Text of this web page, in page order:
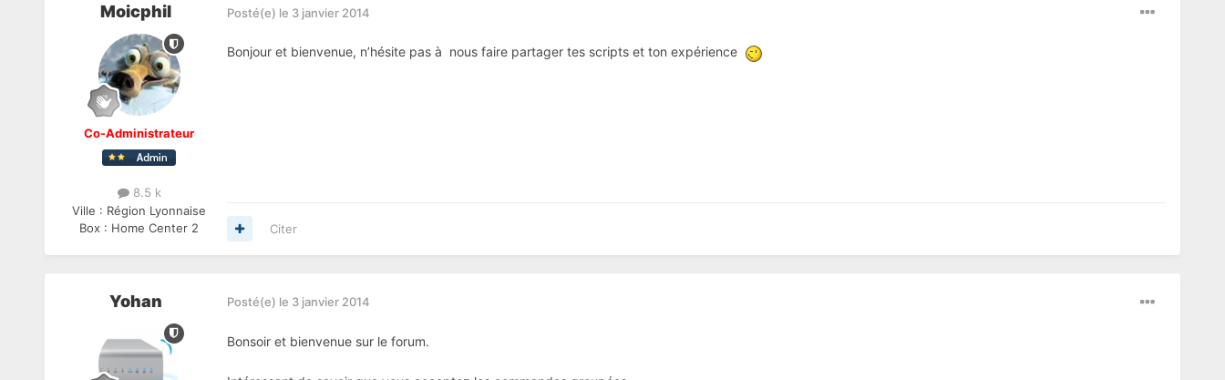
Moicphil
Co-Administrateur
8.5 k
Ville : Région Lyonnaise
Box : Home Center 2
Posté(e) le 3 janvier 2014
Bonjour et bienvenue, n’hésite pas à nous faire partager tes scripts et ton expérience
Citer
Yohan Posté(e) le 3 janvier 2014
Bonsoir et bienvenue sur le forum.